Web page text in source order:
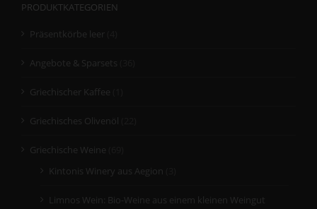
PRODUKTKATEGORIEN
Präsentkörbe leer
Angebote & Sparsets
Griechischer Kaffee
Griechisches Olivenöl
Griechische Weine
Kintonis Winery aus Aegion
Limnos Wein: Bio-Weine aus einem kleinen Weingut